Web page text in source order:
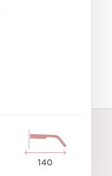
140